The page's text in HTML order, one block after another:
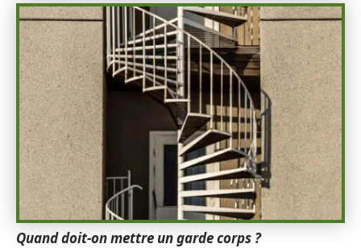
Quand doit-on mettre un garde corps ?